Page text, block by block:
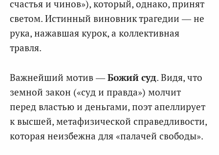
счастья и чинов»), который, однако, принят
светом. Истинный виновник трагедии — не
рука, нажавшая курок, а коллективная
травля.
Важнейший мотив —Божий суд. Видя, что
земной закон («суд и правда») молчит
перед властью и деньгами, поэт апеллирует
к высшей, метафизической справедливости,
которая неизбежна для «палачей свободы».